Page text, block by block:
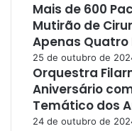
Mais de 600
Mutirão de
Apenas Quatro
25 de outubro de
Orquestra
Aniversário
Temático dos
24 de outubro de